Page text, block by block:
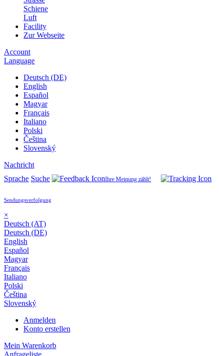
Schiene
Luft
Facility
Zur Webseite
Account
Language
Deutsch (DE)
English
Español
Magyar
Français
Italiano
Polski
Čeština
Slovenský
Nachricht
Sprache Suche Ihre Meinung zählt!
Sendungsverfolgung
×
Deutsch (AT)
Deutsch (DE)
English
Español
Magyar
Français
Italiano
Polski
Čeština
Slovenský
Anmelden
Konto erstellen
Mein Warenkorb
Anfrageliste